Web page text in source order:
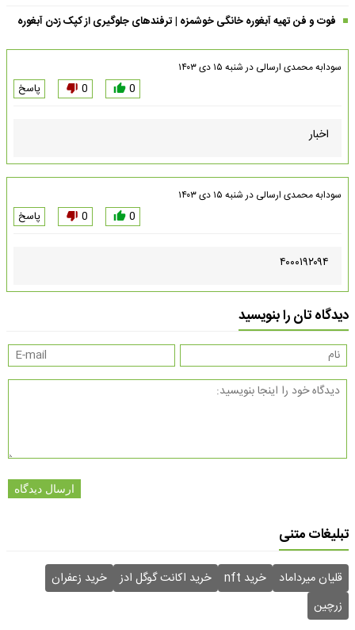
فوت و فن تهیه آبغوره خانگی خوشمزه | ترفندهای جلوگیری از کپک زدن آبغوره
سودابه محمدی ارسالی در شنبه ۱۵ دی ۱۴۰۳
0
0 پاسخ
اخبار
سودابه محمدی ارسالی در شنبه ۱۵ دی ۱۴۰۳
0
0 پاسخ
۴۰۰۰۱۹۲۰۹۴
دیدگاه تان را بنویسید
ارسال دیدگاه
تبلیغات متنی
قلیان میرداماد خرید nft خرید اکانت گوگل ادز
خرید زعفران
زرچین